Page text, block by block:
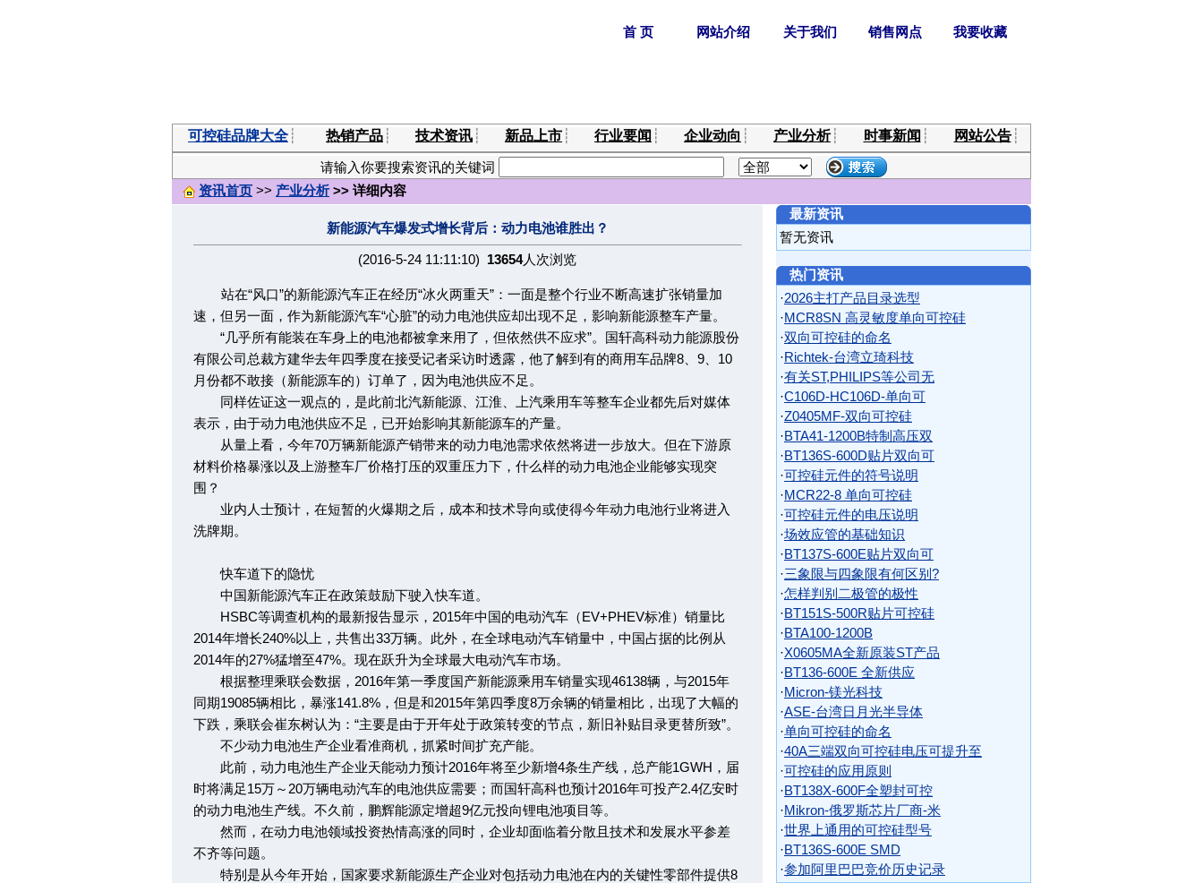
可控硅品牌大全 ┊ 热销产品 ┊ 技术资讯 ┊ 新品上市 ┊ 行业要闻 ┊ 企业动向 ┊ 产业分析┊ 时事新闻 ┊ 网站公告┊
请输入你要搜索资讯的关键词
资讯首页 >> 产业分析>> 详细内容
新能源汽车爆发式增长背后：动力电池谁胜出？
(2016-5-24 11:11:10) 13654人次浏览
站在“风口”的新能源汽车正在经历“冰火两重天”：一面是整个行业不断高速扩张销量加
速，但另一面，作为新能源汽车“心脏”的动力电池供应却出现不足，影响新能源整车产量。
“几乎所有能装在车身上的电池都被拿来用了，但依然供不应求”。国轩高科动力能源股份
有限公司总裁方建华去年四季度在接受记者采访时透露，他了解到有的商用车品牌8、9、10
月份都不敢接（新能源车的）订单了，因为电池供应不足。
同样佐证这一观点的，是此前北汽新能源、江淮、上汽乘用车等整车企业都先后对媒体
表示，由于动力电池供应不足，已开始影响其新能源车的产量。
从量上看，今年70万辆新能源产销带来的动力电池需求依然将进一步放大。但在下游原
材料价格暴涨以及上游整车厂价格打压的双重压力下，什么样的动力电池企业能够实现突
围？
业内人士预计，在短暂的火爆期之后，成本和技术导向或使得今年动力电池行业将进入
洗牌期。
快车道下的隐忧
中国新能源汽车正在政策鼓励下驶入快车道。
HSBC等调查机构的最新报告显示，2015年中国的电动汽车（EV+PHEV标准）销量比
2014年增长240%以上，共售出33万辆。此外，在全球电动汽车销量中，中国占据的比例从
2014年的27%猛增至47%。现在跃升为全球最大电动汽车市场。
根据整理乘联会数据，2016年第一季度国产新能源乘用车销量实现46138辆，与2015年
同期19085辆相比，暴涨141.8%，但是和2015年第四季度8万余辆的销量相比，出现了大幅的
下跌，乘联会崔东树认为：“主要是由于开年处于政策转变的节点，新旧补贴目录更替所致”。
不少动力电池生产企业看准商机，抓紧时间扩充产能。
此前，动力电池生产企业天能动力预计2016年将至少新增4条生产线，总产能1GWH，届
时将满足15万～20万辆电动汽车的电池供应需要；而国轩高科也预计2016年可投产2.4亿安时
的动力电池生产线。不久前，鹏辉能源定增超9亿元投向锂电池项目等。
然而，在动力电池领域投资热情高涨的同时，企业却面临着分散且技术和发展水平参差
不齐等问题。
特别是从今年开始，国家要求新能源生产企业对包括动力电池在内的关键性零部件提供8
最新资讯
暂无资讯
热门资讯
·2026主打产品目录选型
·MCR8SN 高灵敏度单向可控硅
·双向可控硅的命名
·Richtek-台湾立琦科技
·有关ST,PHILIPS等公司无
·C106D-HC106D-单向可
·Z0405MF-双向可控硅
·BTA41-1200B特制高压双
·BT136S-600D贴片双向可
·可控硅元件的符号说明
·MCR22-8 单向可控硅
·可控硅元件的电压说明
·场效应管的基础知识
·BT137S-600E贴片双向可
·三象限与四象限有何区别?
·怎样判别二极管的极性
·BT151S-500R贴片可控硅
·BTA100-1200B
·X0605MA全新原装ST产品
·BT136-600E 全新供应
·Micron-镁光科技
·ASE-台湾日月光半导体
·单向可控硅的命名
·40A三端双向可控硅电压可提升至
·可控硅的应用原则
·BT138X-600F全塑封可控
·Mikron-俄罗斯芯片厂商-米
·世界上通用的可控硅型号
·BT136S-600E SMD
·参加阿里巴巴竞价历史记录